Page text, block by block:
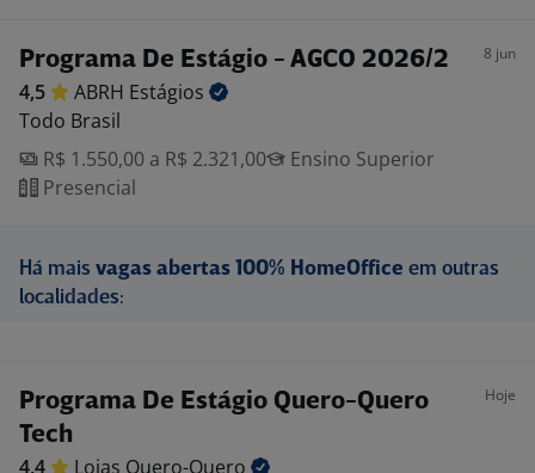
Programa De Estágio - AGCO 2026/2 8 jun
4,5 ABRH Estágios
Todo Brasil
R$ 1.550,00 a R$ 2.321,00
Ensino Superior
Presencial
Há mais vagas abertas 100% HomeOffice em outras
localidades:
Programa De Estágio Quero-Quero
Tech
Hoje
4,4 Lojas Quero-Quero